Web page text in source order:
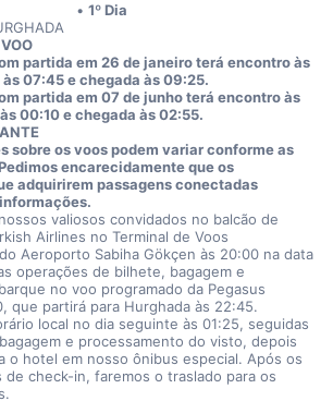
1º Dia
partida em 26 de janeiro terá encontro às
07:45 e chegada às 09:25.
partida em 07 de junho terá encontro às
00:10 e chegada às 02:55.
sobre os voos podem variar conforme as
encarecidamente que os
adquirirem passagens conectadas
valiosos convidados no balcão de
Airlines no Terminal de Voos
Aeroporto Sabiha Gökçen às 20:00 na data
operações de bilhete, bagagem e
no voo programado da Pegasus
que partirá para Hurghada às 22:45.
local no dia seguinte às 01:25, seguidas
e processamento do visto, depois
o hotel em nosso ônibus especial. Após os
de check-in, faremos o traslado para os